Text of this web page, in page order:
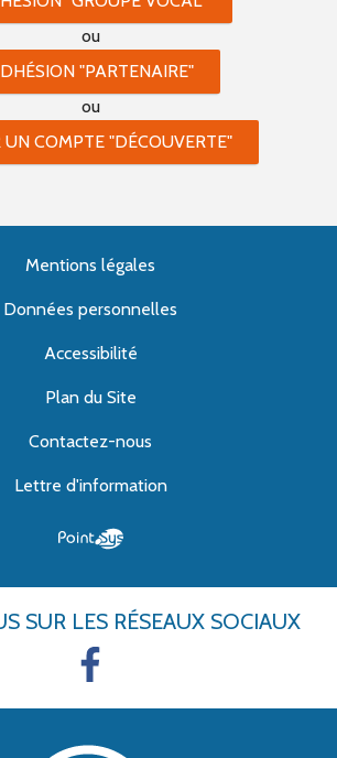
ou
"PARTENAIRE"
ou
UN COMPTE "DÉCOUVERTE"
Mentions légales
Données personnelles
Accessibilité
Plan du Site
Contactez-nous
Lettre d'information
SUR LES RÉSEAUX SOCIAUX